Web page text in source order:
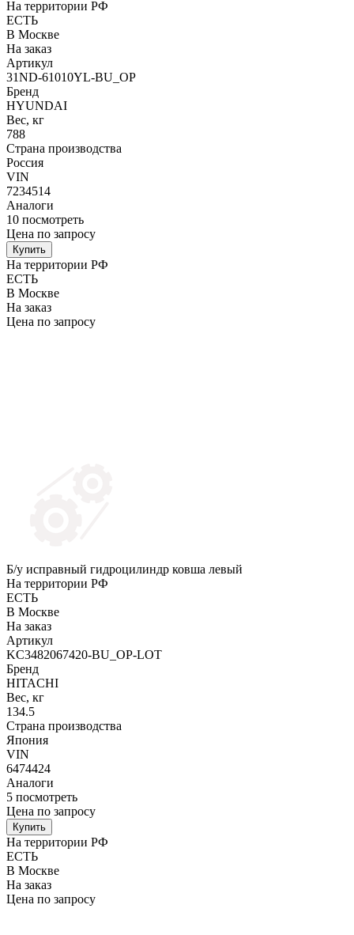
На территории РФ
ЕСТЬ
В Москве
На заказ
Артикул
31ND-61010YL-BU_OP
Бренд
HYUNDAI
Вес, кг
788
Страна производства
Россия
VIN
7234514
Аналоги
10 посмотреть
Цена по запросу
Купить
На территории РФ
ЕСТЬ
В Москве
На заказ
Цена по запросу
Б/у исправный гидроцилиндр ковша левый
На территории РФ
ЕСТЬ
В Москве
На заказ
Артикул
KC3482067420-BU_OP-LOT
Бренд
HITACHI
Вес, кг
134.5
Страна производства
Япония
VIN
6474424
Аналоги
5 посмотреть
Цена по запросу
Купить
На территории РФ
ЕСТЬ
В Москве
На заказ
Цена по запросу